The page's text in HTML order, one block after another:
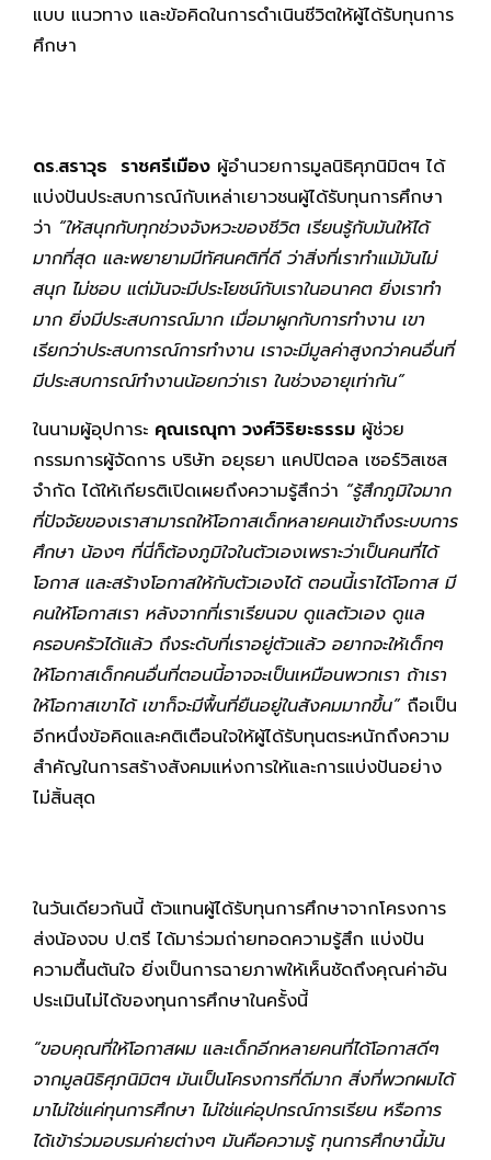
แบบ แนวทาง และข้อคิดในการดำเนินชีวิตให้ผู้ได้รับทุนการ
ศึกษา
ดร.สราวุธ ราชศรีเมือง ผู้อำนวยการมูลนิธิศุภนิมิตฯ ได้
แบ่งปันประสบการณ์กับเหล่าเยาวชนผู้ได้รับทุนการศึกษา
ว่า “ให้สนุกกับทุกช่วงจังหวะของชีวิต เรียนรู้กับมันให้ได้
มากที่สุด และพยายามมีทัศนคติที่ดี ว่าสิ่งที่เราทำแม้มันไม่
สนุก ไม่ชอบ แต่มันจะมีประโยชน์กับเราในอนาคต ยิ่งเราทำ
มาก ยิ่งมีประสบการณ์มาก เมื่อมาผูกกับการทำงาน เขา
เรียกว่าประสบการณ์การทำงาน เราจะมีมูลค่าสูงกว่าคนอื่นที่
มีประสบการณ์ทำงานน้อยกว่าเรา ในช่วงอายุเท่ากัน”
ในนามผู้อุปการะ คุณเรณุกา วงศ์วิริยะธรรม ผู้ช่วย
กรรมการผู้จัดการ บริษัท อยุธยา แคปปิตอล เซอร์วิสเซส
จำกัด ได้ให้เกียรติเปิดเผยถึงความรู้สึกว่า “รู้สึกภูมิใจมาก
ที่ปัจจัยของเราสามารถให้โอกาสเด็กหลายคนเข้าถึงระบบการ
ศึกษา น้องๆ ที่นี่ก็ต้องภูมิใจในตัวเองเพราะว่าเป็นคนที่ได้
โอกาส และสร้างโอกาสให้กับตัวเองได้ ตอนนี้เราได้โอกาส มี
คนให้โอกาสเรา หลังจากที่เราเรียนจบ ดูแลตัวเอง ดูแล
ครอบครัวได้แล้ว ถึงระดับที่เราอยู่ตัวแล้ว อยากจะให้เด็กๆ
ให้โอกาสเด็กคนอื่นที่ตอนนี้อาจจะเป็นเหมือนพวกเรา ถ้าเรา
ให้โอกาสเขาได้ เขาก็จะมีพื้นที่ยืนอยู่ในสังคมมากขึ้น” ถือเป็น
อีกหนึ่งข้อคิดและคติเตือนใจให้ผู้ได้รับทุนตระหนักถึงความ
สำคัญในการสร้างสังคมแห่งการให้และการแบ่งปันอย่าง
ไม่สิ้นสุด
ในวันเดียวกันนี้ ตัวแทนผู้ได้รับทุนการศึกษาจากโครงการ
ส่งน้องจบ ป.ตรี ได้มาร่วมถ่ายทอดความรู้สึก แบ่งปัน
ความตื้นตันใจ ยิ่งเป็นการฉายภาพให้เห็นชัดถึงคุณค่าอัน
ประเมินไม่ได้ของทุนการศึกษาในครั้งนี้
“ขอบคุณที่ให้โอกาสผม และเด็กอีกหลายคนที่ได้โอกาสดีๆ
จากมูลนิธิศุภนิมิตฯ มันเป็นโครงการที่ดีมาก สิ่งที่พวกผมได้
มาไม่ใช่แค่ทุนการศึกษา ไม่ใช่แค่อุปกรณ์การเรียน หรือการ
ได้เข้าร่วมอบรมค่ายต่างๆ มันคือความรู้ ทุนการศึกษานี้มัน